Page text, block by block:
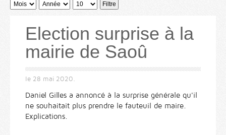
Filtre
Election surprise à la
mairie de Saoû
le 28 mai 2020.
Daniel Gilles a annoncé à la surprise générale qu'il
ne souhaitait plus prendre le fauteuil de maire.
Explications.